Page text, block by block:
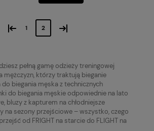
« 1 2 »
pełną gamę odzieży treningowej
mężczyzn, którzy traktują bieganie
biegania męska z technicznych
do biegania męskie odpowiednie na lato
bluzy z kapturem na chłodniejsze
na sezony przejściowe – wszystko, czego
od FRIGHT na starcie do FLIGHT na